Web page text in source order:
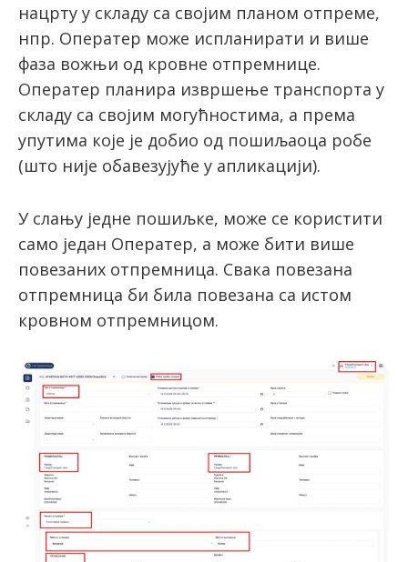
нацрту у складу са својим планом отпреме,
нпр. Оператер може испланирати и више
фаза вожњи од кровне отпремнице.
Оператер планира извршење транспорта у
складу са својим могућностима, а према
упутима које је добио од пошиљаоца робе
(што није обавезујуће у апликацији).
У слању једне пошиљке, може се користити
само један Оператер, а може бити више
повезаних отпремница. Свака повезана
отпремница би била повезана са истом
кровном отпремницом.